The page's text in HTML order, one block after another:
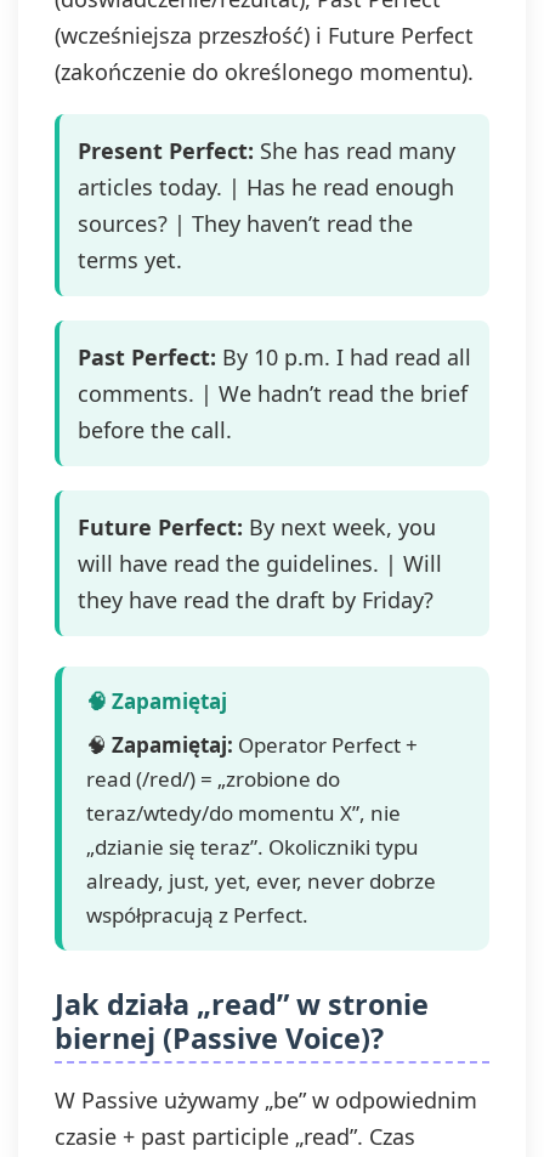
(wcześniejsza przeszłość) i Future Perfect
(zakończenie do określonego momentu).
Present Perfect: She has read many
articles today. | Has he read enough
sources? | They haven’t read the
terms yet.
Past Perfect: By 10 p.m. I had read all
comments. | We hadn’t read the brief
before the call.
Future Perfect: By next week, you
will have read the guidelines. | Will
they have read the draft by Friday?
🧠 Zapamiętaj: Operator Perfect +
read (/red/) = „zrobione do
teraz/wtedy/do momentu X”, nie
„dzianie się teraz”. Okoliczniki typu
already, just, yet, ever, never dobrze
współpracują z Perfect.
Jak działa „read” w stronie
biernej (Passive Voice)?
W Passive używamy „be” w odpowiednim
czasie + past participle „read”. Czas